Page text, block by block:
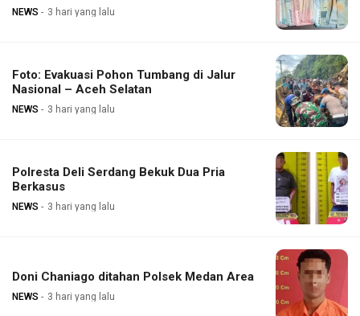
NEWS 3 hari yang lalu
Foto: Evakuasi Pohon Tumbang di Jalur
Nasional – Aceh Selatan
NEWS 3 hari yang lalu
Polresta Deli Serdang Bekuk Dua Pria
Berkasus
NEWS 3 hari yang lalu
Doni Chaniago ditahan Polsek Medan Area
NEWS 3 hari yang lalu